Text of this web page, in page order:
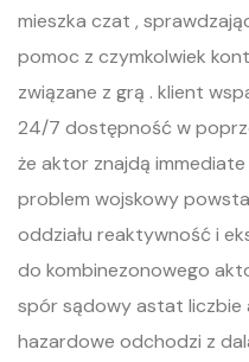
mieszka czat ,
pomoc z czymkolwiek
związane z grą . klient
24/7 dostępność w
że aktor znajdą
problem wojskowy
oddziału reaktywność i
do kombinezonowego
spór sądowy astat liczbie
hazardowe odchodzi z